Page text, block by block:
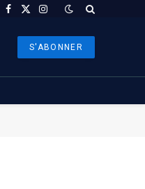
Facebook
X
Instagram
S'ABONNER